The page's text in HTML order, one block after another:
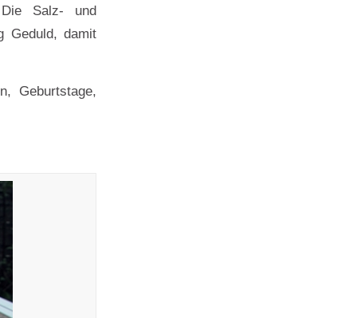
Salz- und
Geduld, damit
Geburtstage,